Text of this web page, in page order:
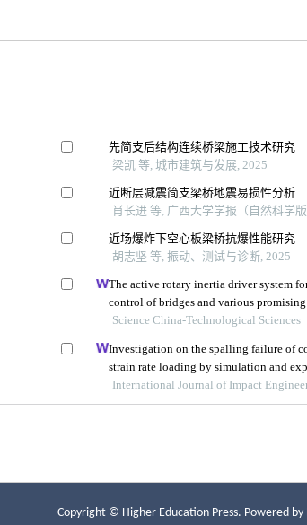
Copyright © Higher Education Press. Powered